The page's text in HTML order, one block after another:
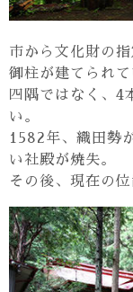
市から文化財の
御柱が建てられ
四隅ではなく、4
い。
1582年、織田勢
い社殿が焼失。
その後、現在の